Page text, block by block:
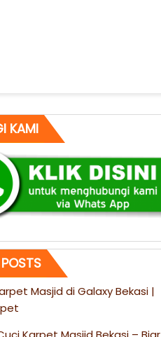
KAMI
Masjid di Galaxy Bekasi |
Karpet Masjid Bekasi – Biar